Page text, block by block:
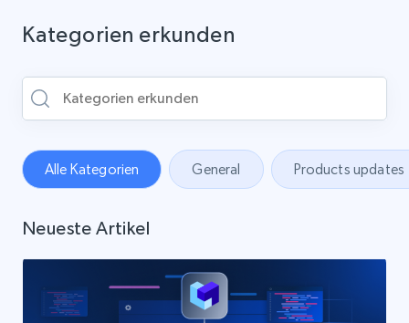
Kategorien erkunden
Alle Kategorien General Products updates
Neueste Artikel